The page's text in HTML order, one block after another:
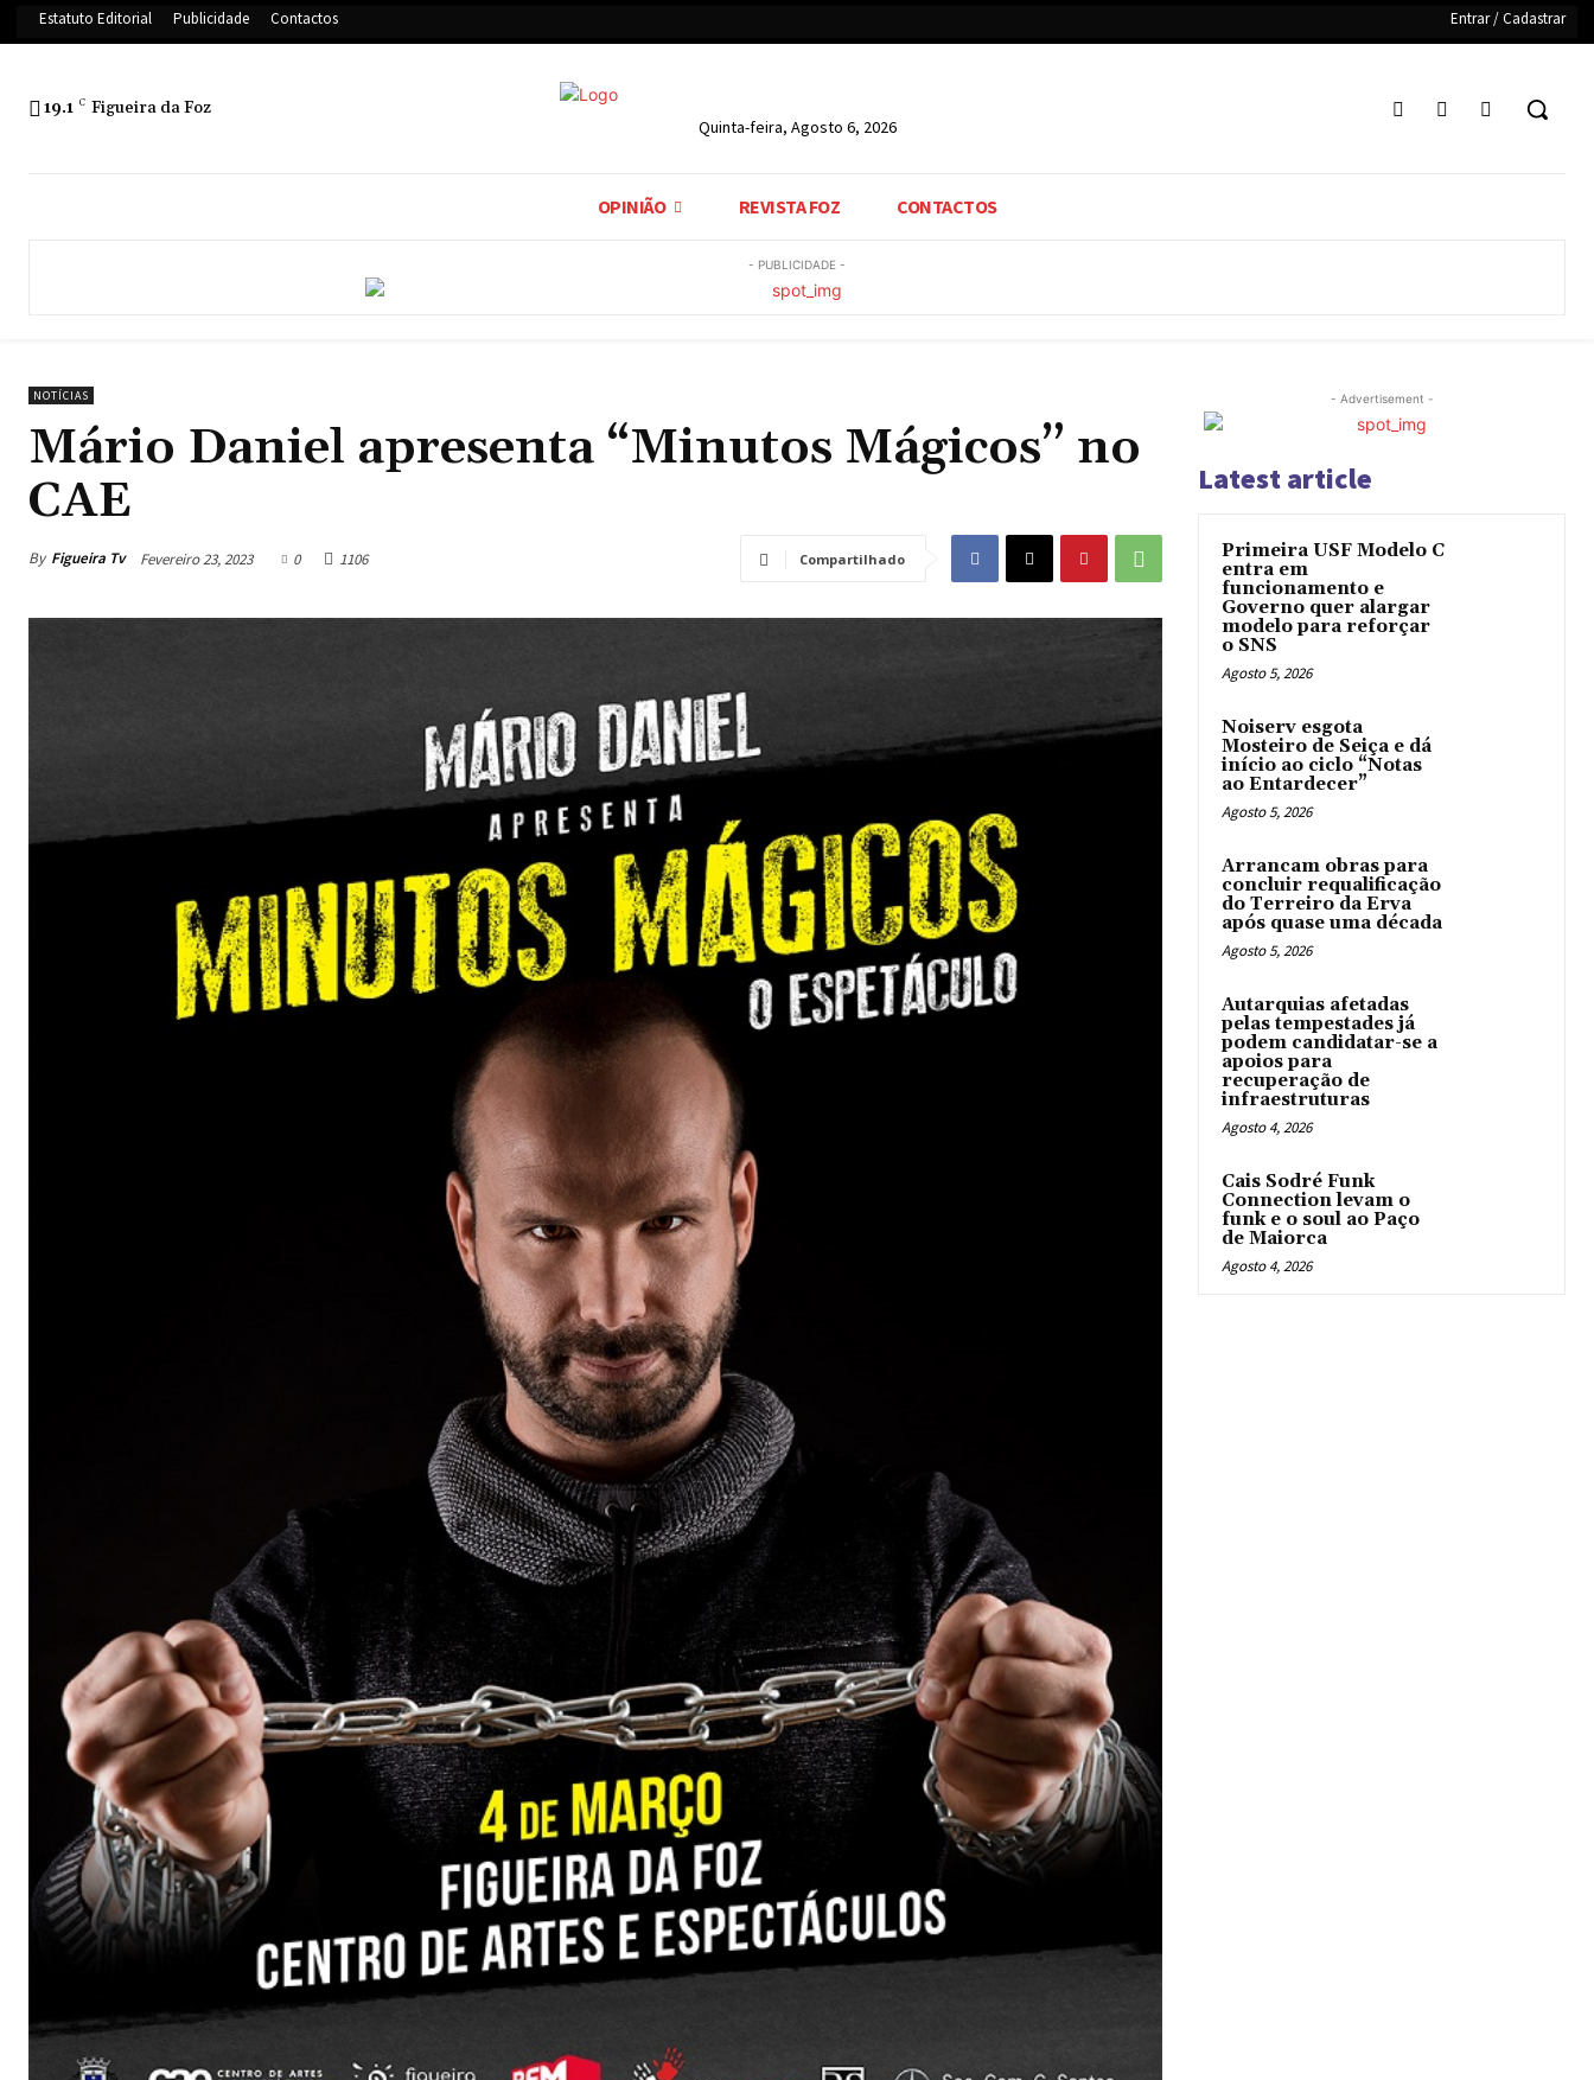
Estatuto Editorial Publicidade Contactos Entrar / Cadastrar
19.1 C Figueira da Foz
Quinta-feira, Agosto 6, 2026
OPINIÃO REVISTA FOZ CONTACTOS
- PUBLICIDADE -
NOTÍCIAS
Mário Daniel apresenta “Minutos Mágicos” no
CAE
By Figueira Tv Fevereiro 23, 2023 0 1106 Compartilhado
- Advertisement -
Latest article
Primeira USF Modelo C
entra em
funcionamento e
Governo quer alargar
modelo para reforçar
o SNS
Agosto 5, 2026
Noiserv esgota
Mosteiro de Seiça e dá
início ao ciclo “Notas
ao Entardecer”
Agosto 5, 2026
Arrancam obras para
concluir requalificação
do Terreiro da Erva
após quase uma década
Agosto 5, 2026
Autarquias afetadas
pelas tempestades já
podem candidatar-se a
apoios para
recuperação de
infraestruturas
Agosto 4, 2026
Cais Sodré Funk
Connection levam o
funk e o soul ao Paço
de Maiorca
Agosto 4, 2026